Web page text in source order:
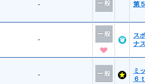
- 第
-
ス
ナ
-
ミ
６